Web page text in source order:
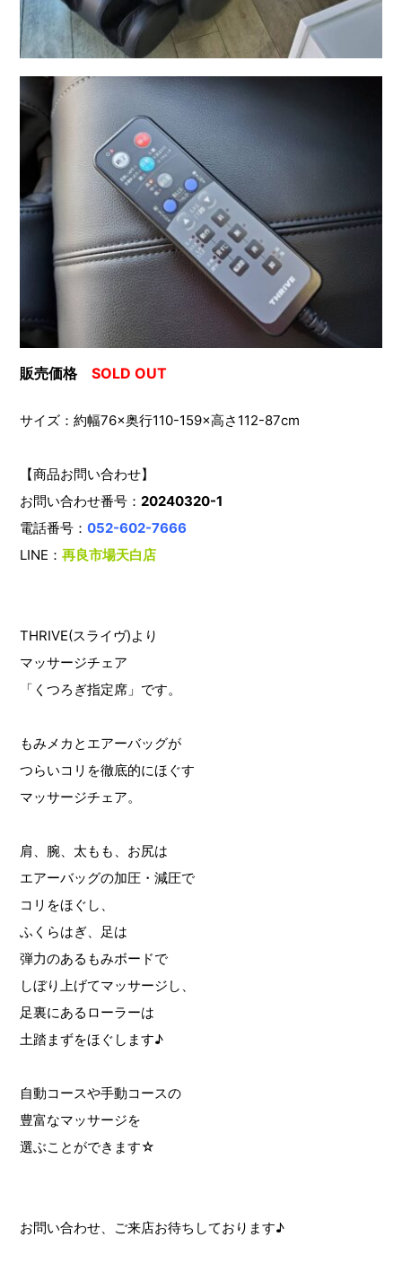
販売価格SOLD OUT
サイズ：約幅76×奥行110-159×高さ112-87cm
【商品お問い合わせ】
お問い合わせ番号： 20240320-1
電話番号：052-602-7666
LINE：再良市場天白店
THRIVE(スライヴ)より
マッサージチェア
「くつろぎ指定席」です。
もみメカとエアーバッグが
つらいコリを徹底的にほぐす
マッサージチェア。
肩、腕、太もも、お尻は
エアーバッグの加圧・減圧で
コリをほぐし、
ふくらはぎ、足は
弾力のあるもみボードで
しぼり上げてマッサージし、
足裏にあるローラーは
土踏まずをほぐします♪
自動コースや手動コースの
豊富なマッサージを
選ぶことができます☆
お問い合わせ、ご来店お待ちしております♪